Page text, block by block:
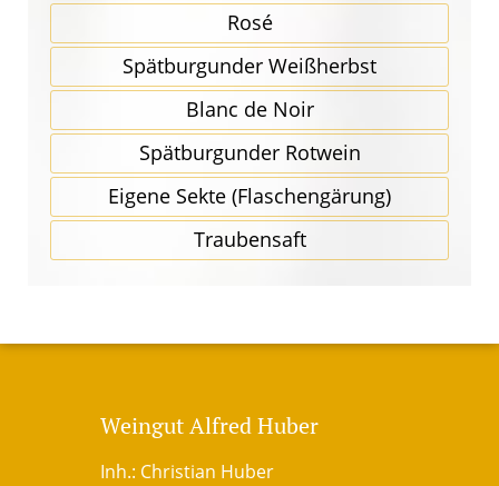
Rosé
Spätbur­gunder Weißherbst
Blanc de Noir
Spätbur­gunder Rotwein
Eigene Sekte (Flaschen­gärung)
Traubensaft
Weingut Alfred Huber
Inh.: Christian Huber